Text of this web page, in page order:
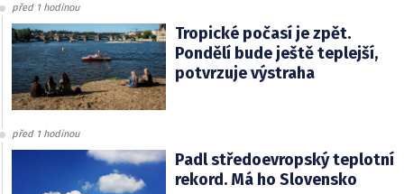
před 1 hodinou
Tropické počasí je zpět.
Pondělí bude ještě teplejší,
potvrzuje výstraha
před 1 hodinou
Padl středoevropský teplotní
rekord. Má ho Slovensko